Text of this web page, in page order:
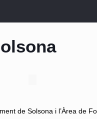
de Solsona i l’Àrea de